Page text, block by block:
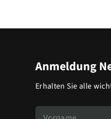
Anmeldung
Erhalten Sie alle